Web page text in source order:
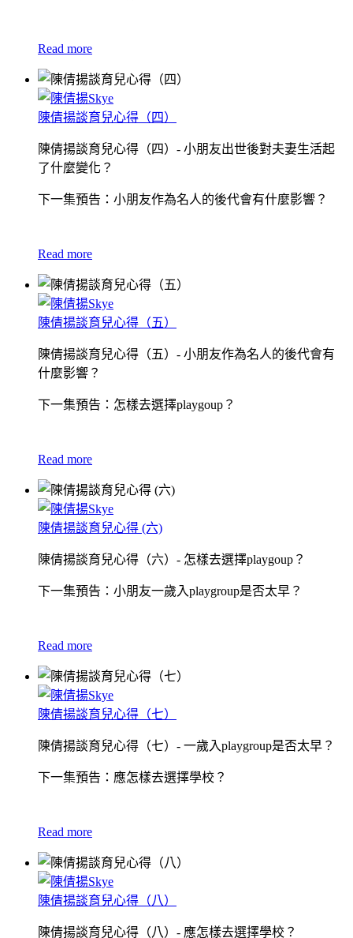
Read more
陳倩揚談育兒心得（四）
陳倩揚談育兒心得（四）- 小朋友出世後對夫妻生活起
了什麼變化？
下一集預告：小朋友作為名人的後代會有什麼影響？
Read more
陳倩揚談育兒心得（五）
陳倩揚談育兒心得（五）- 小朋友作為名人的後代會有
什麼影響？
下一集預告：怎樣去選擇playgoup？
Read more
陳倩揚談育兒心得 (六)
陳倩揚談育兒心得（六）- 怎樣去選擇playgoup？
下一集預告：小朋友一歲入playgroup是否太早？
Read more
陳倩揚談育兒心得（七）
陳倩揚談育兒心得（七）- 一歲入playgroup是否太早？
下一集預告：應怎樣去選擇學校？
Read more
陳倩揚談育兒心得（八）
陳倩揚談育兒心得（八）- 應怎樣去選擇學校？